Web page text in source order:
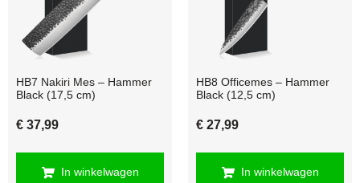
HB7 Nakiri Mes – Hammer
Black (17,5 cm)
€ 37,99
In winkelwagen
HB8 Officemes – Hammer
Black (12,5 cm)
€ 27,99
In winkelwagen